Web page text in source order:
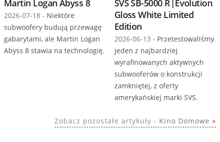
Martin Logan Abyss 8
2026-07-18 - Niektóre
subwoofery budują przewagę
gabarytami, ale Martin Logan
Abyss 8 stawia na technologię.
SVS SB-5000 R|Evolution
Gloss White Limited
Edition
2026-06-13 - Przetestowaliśmy
jeden z najbardziej
wyrafinowanych aktywnych
subwooferów o konstrukcji
zamkniętej, z oferty
amerykańskiej marki SVS.
Zobacz pozostałe artykuły - Kino Domowe